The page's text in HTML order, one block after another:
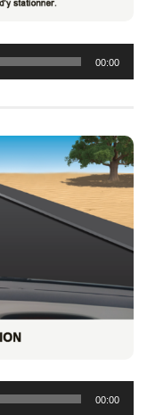
00:00
00:00